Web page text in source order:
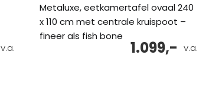
v.a.
Metaluxe, eetkamertafel ovaal 240
x 110 cm met centrale kruispoot –
fineer als fish bone
v.a.
1.099,-